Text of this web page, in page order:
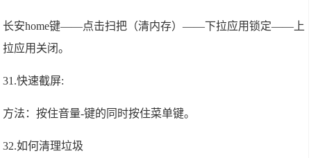
长安home键——点击扫把（清内存）——下拉应用锁定——上
拉应用关闭。
31.快速截屏:
方法：按住音量-键的同时按住菜单键。
32.如何清理垃圾